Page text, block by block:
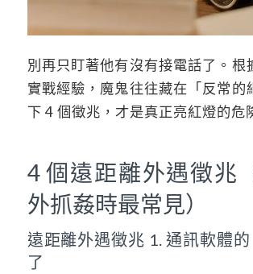
別再只盯著他有沒有接電話了。根
實戰經驗，魔鬼往往藏在「反常的
下 4 個徵兆，才是真正亮紅燈的危
4 個遠距離外遇徵兆
外抓姦時最常見）
遠距離外遇徵兆 1. 通訊軟體
了